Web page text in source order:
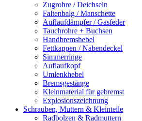
Zugrohre / Deichseln
Faltenbalg / Manschette
Auflaufdämpfer / Gasfeder
Tauchrohre + Buchsen
Handbremshebel
Fettkappen / Nabendeckel
Simmerringe
Auflaufkopf
Umlenkhebel
Bremsgestänge
Kleinmaterial für gebremst
Explosionszeichnung
Schrauben, Muttern & Kleinteile
Radbolzen & Radmuttern